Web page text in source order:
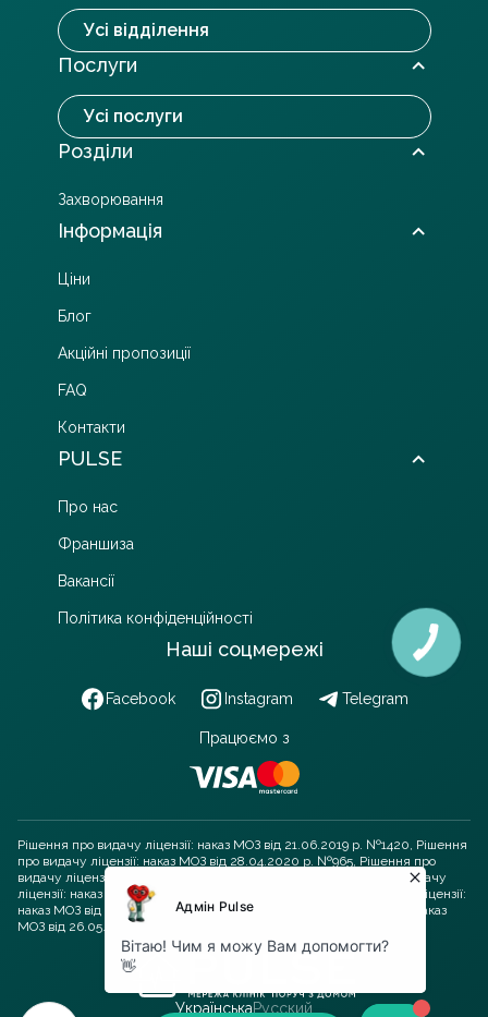
Усі відділення
Послуги
Усі послуги
Розділи
Захворювання
Інформація
Ціни
Блог
Акційні пропозиції
FAQ
Контакти
PULSE
Про нас
Франшиза
Вакансії
Політика конфіденційності
Наші соцмережі
Facebook Instagram Telegram
Працюємо з
Рішення про видачу ліцензії: наказ МОЗ від 21.06.2019 р. №1420, Рішення
про видачу ліцензії: наказ МОЗ від 28.04.2020 р. №965, Рішення про
видачу ліцензії: наказ МОЗ від 10.01.2023 р. №49, Рішення про видачу
ліцензії: наказ МОЗ від 20.12.2023 р. №2164, Рішення про видачу ліцензії:
наказ МОЗ від 04.06.2021 р. №1115, Рішення про видачу ліцензії: наказ
МОЗ від 26.05.2021 р. №1038
УкраїнськаРусский